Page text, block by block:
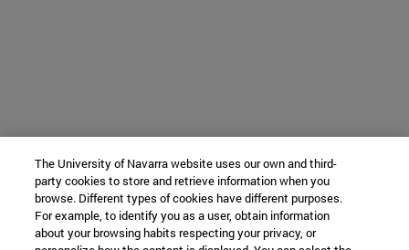
The University of Navarra website uses our own and third-
party cookies to store and retrieve information when you
browse. Different types of cookies have different purposes.
For example, to identify you as a user, obtain information
about your browsing habits respecting your privacy, or